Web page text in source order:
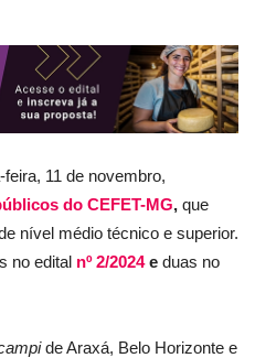
11 de novembro,
do CEFET-MG, que
nível médio técnico e superior.
no edital nº 2/2024e duas no
de Araxá, Belo Horizonte e